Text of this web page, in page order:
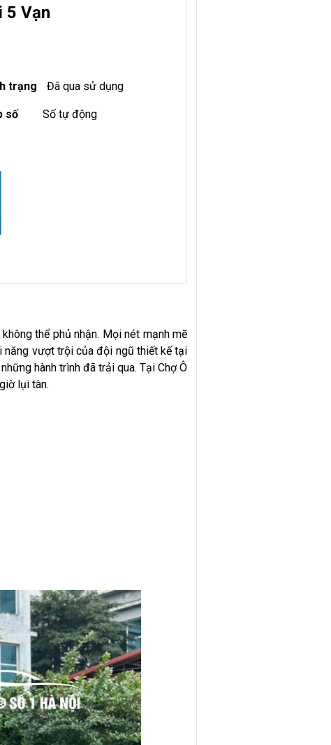
5 Vạn
trạng Đã qua sử dụng
số Số tự động
thể phủ nhận. Mọi nét mạnh mẽ
năng vượt trội của đội ngũ thiết kế tại
hành trình đã trải qua. Tại Chợ Ô
lụi tàn.